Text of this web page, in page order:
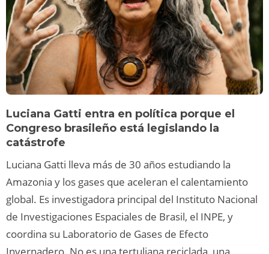
Luciana Gatti entra en política porque el
Congreso brasileño está legislando la
catástrofe
Luciana Gatti lleva más de 30 años estudiando la
Amazonia y los gases que aceleran el calentamiento
global. Es investigadora principal del Instituto Nacional
de Investigaciones Espaciales de Brasil, el INPE, y
coordina su Laboratorio de Gases de Efecto